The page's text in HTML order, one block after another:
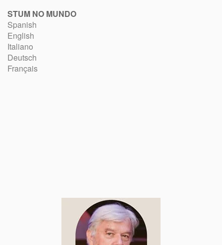
STUM NO MUNDO
Spanish
English
Italiano
Deutsch
Français